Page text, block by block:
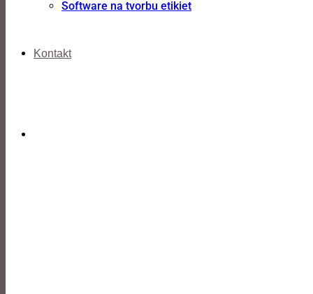
Kontakt
Software na tvorbu etikiet